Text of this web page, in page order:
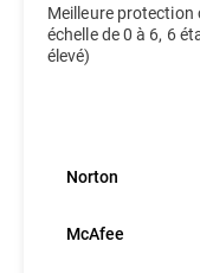
Meilleure protection
échelle de 0 à 6, 6
élevé)
Norton
McAfee